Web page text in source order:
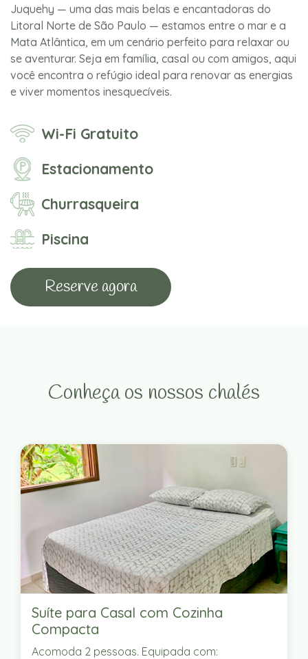
Juquehy — uma das mais belas e encantadoras do
Litoral Norte de São Paulo — estamos entre o mar e a
Mata Atlântica, em um cenário perfeito para relaxar ou
se aventurar. Seja em família, casal ou com amigos, aqui
você encontra o refúgio ideal para renovar as energias
e viver momentos inesquecíveis.
Wi-Fi Gratuito
Estacionamento
Churrasqueira
Piscina
Reserve agora
Conheça os nossos chalés
Suíte para Casal com Cozinha
Compacta
Acomoda 2 pessoas. Equipada com: